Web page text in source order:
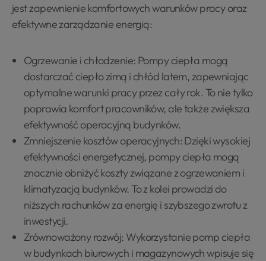
jest zapewnienie komfortowych warunków pracy oraz
efektywne zarządzanie energią:
Ogrzewanie i chłodzenie: Pompy ciepła mogą
dostarczać ciepło zimą i chłód latem, zapewniając
optymalne warunki pracy przez cały rok. To nie tylko
poprawia komfort pracowników, ale także zwiększa
efektywność operacyjną budynków.
Zmniejszenie kosztów operacyjnych: Dzięki wysokiej
efektywności energetycznej, pompy ciepła mogą
znacznie obniżyć koszty związane z ogrzewaniem i
klimatyzacją budynków. To z kolei prowadzi do
niższych rachunków za energię i szybszego zwrotu z
inwestycji.
Zrównoważony rozwój: Wykorzystanie pomp ciepła
w budynkach biurowych i magazynowych wpisuje się